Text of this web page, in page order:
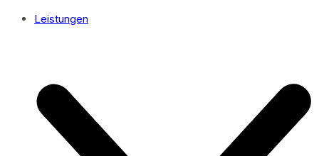
Leistungen